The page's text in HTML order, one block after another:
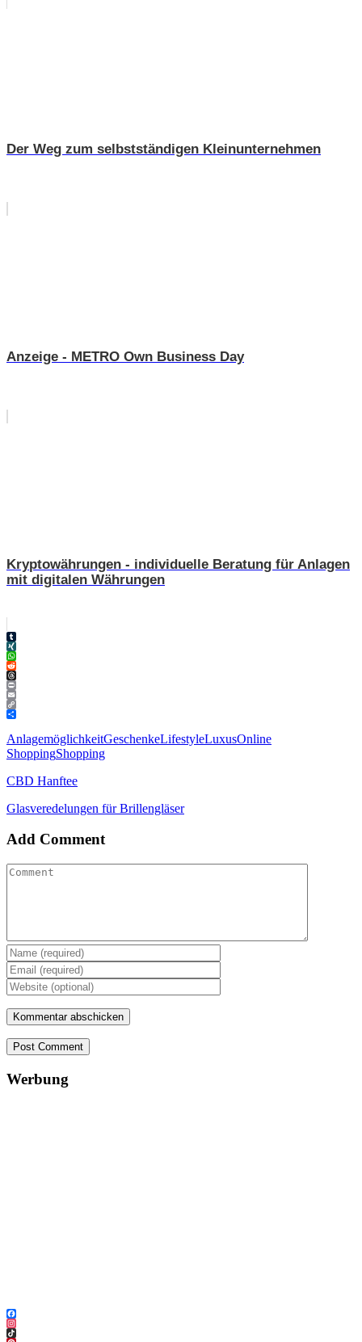
Der Weg zum selbstständigen Kleinunternehmen
Anzeige - METRO Own Business Day
Kryptowährungen - individuelle Beratung für Anlagen
mit digitalen Währungen
Tumblr
XING
WhatsApp
Reddit
Threads
Print
Email
Copy
Link
Teilen
AnlagemöglichkeitGeschenkeLifestyleLuxusOnline
ShoppingShopping
CBD Hanftee
Glasveredelungen für Brillengläser
Add Comment
Post Comment
Werbung
Facebook
Instagram